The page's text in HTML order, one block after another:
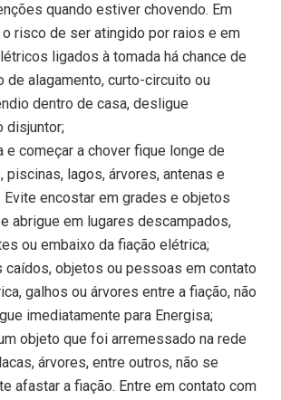
quando estiver chovendo. Em
risco de ser atingido por raios e em
ligados à tomada há chance de
de alagamento, curto-circuito ou
dentro de casa, desligue
disjuntor;
e começar a chover fique longe de
piscinas, lagos, árvores, antenas e
encostar em grades e objetos
abrigue em lugares descampados,
ou embaixo da fiação elétrica;
caídos, objetos ou pessoas em contato
galhos ou árvores entre a fiação, não
imediatamente para Energisa;
objeto que foi arremessado na rede
árvores, entre outros, não se
afastar a fiação. Entre em contato com